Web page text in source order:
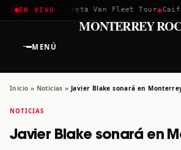
EN VIVO
2026✱ Greta Van Fleet Tour✱
MENÚ
MONTERREY
Inicio » Noticias » Javier Blake sonará en
NOTICIAS
Javier Blake sonará en